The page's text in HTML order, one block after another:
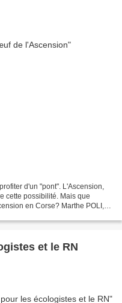
d'un "pont". L'Ascension,
cette possibilité. Mais que
en Corse? Marthe POLI,
et le RN